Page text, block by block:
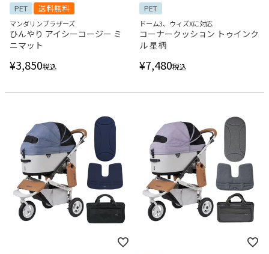
PET 送料無料
マンダリンブラザーズ
ひんやり アイシーコージー ミ
ニマット
¥3,850税込
PET
ドーム3、ウィズXに対応
コーナークッション トゥインク
ル 星柄
¥7,480税込